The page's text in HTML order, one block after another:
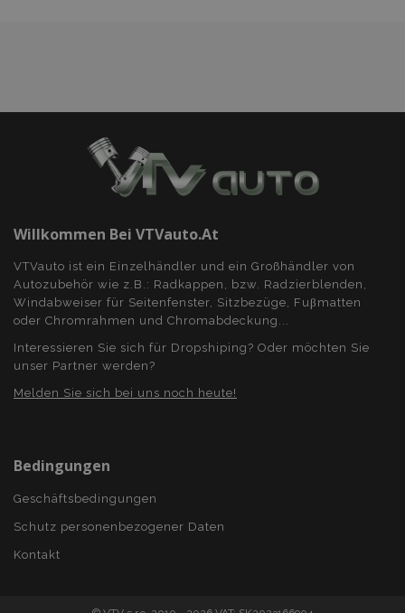
Willkommen Bei VTVauto.at
VTVauto ist ein Einzelhändler und ein Großhändler von
Autozubehör wie z.B.: Radkappen, bzw. Radzierblenden,
Windabweiser für Seitenfenster, Sitzbezüge, Fuβmatten
oder Chromrahmen und Chromabdeckung...
Interessieren Sie sich für Dropshiping? Oder möchten Sie
unser Partner werden?
Melden Sie sich bei uns noch heute!
Bedingungen
Geschäftsbedingungen
Schutz personenbezogener Daten
Kontakt